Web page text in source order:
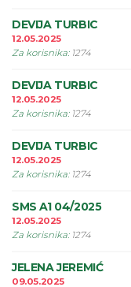
DEVIJA TURBIC
12.05.2025
Za korisnika: 1274
DEVIJA TURBIC
12.05.2025
Za korisnika: 1274
DEVIJA TURBIC
12.05.2025
Za korisnika: 1274
SMS A1 04/2025
12.05.2025
Za korisnika: 1274
JELENA JEREMIĆ
09.05.2025